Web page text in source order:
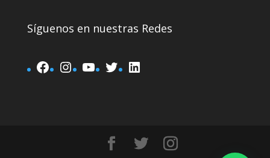
Síguenos en nuestras Redes